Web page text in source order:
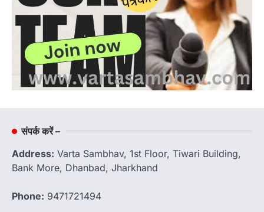
संपर्क करें –
Address: Varta Sambhav, 1st Floor, Tiwari Building,
Bank More, Dhanbad, Jharkhand
Phone: 9471721494